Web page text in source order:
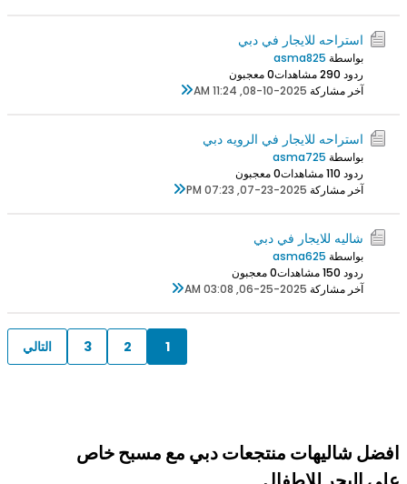
استراحه للايجار في دبي
بواسطة asma825
ردود 0
29 مشاهدات
0 معجبون
آخر مشاركة 08-10-2025, 11:24 AM
استراحه للايجار في الرويه دبي
بواسطة asma725
ردود 0
11 مشاهدات
0 معجبون
آخر مشاركة 07-23-2025, 07:23 PM
شاليه للايجار في دبي
بواسطة asma625
ردود 0
15 مشاهدات
0 معجبون
آخر مشاركة 06-25-2025, 03:08 AM
1
2
3 التالي
افضل شاليهات منتجعات دبي مع مسبح خاص